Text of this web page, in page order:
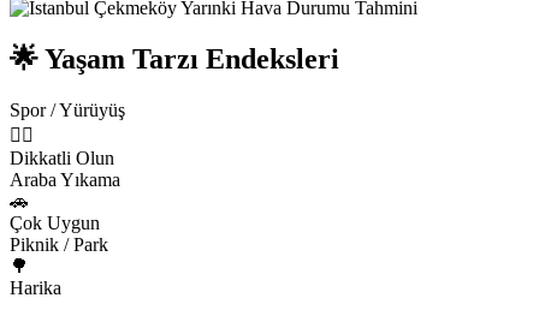
🌟 Yaşam Tarzı Endeksleri
Spor / Yürüyüş
🏃‍♂️
Dikkatli Olun
Araba Yıkama
🚗
Çok Uygun
Piknik / Park
🌳
Harika